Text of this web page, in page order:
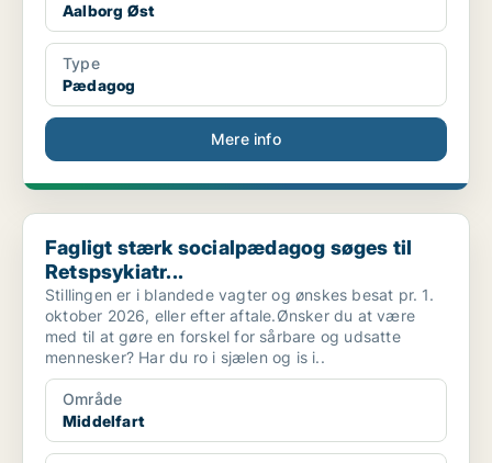
Aalborg Øst
Type
Pædagog
Mere info
Fagligt stærk socialpædagog søges til Retspsykiatr...
Fagligt stærk socialpædagog søges til
Retspsykiatr...
Stillingen er i blandede vagter og ønskes besat pr. 1.
oktober 2026, eller efter aftale.Ønsker du at være
med til at gøre en forskel for sårbare og udsatte
mennesker? Har du ro i sjælen og is i..
Område
Middelfart